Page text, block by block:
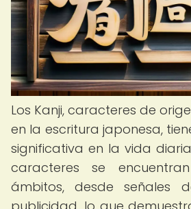
Los Kanji, caracteres de
en la escritura japonesa,
significativa en la vida
caracteres se
ámbitos, desde señales